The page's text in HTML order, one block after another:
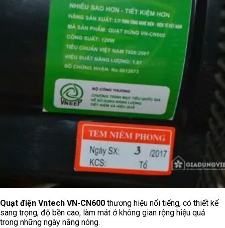
Quạt điện Vntech VN-CN600 thương hiệu nổi tiếng, có thiết kế
sang trọng, độ bền cao, làm mát ở không gian rộng hiệu quả
trong những ngày nắng nóng.